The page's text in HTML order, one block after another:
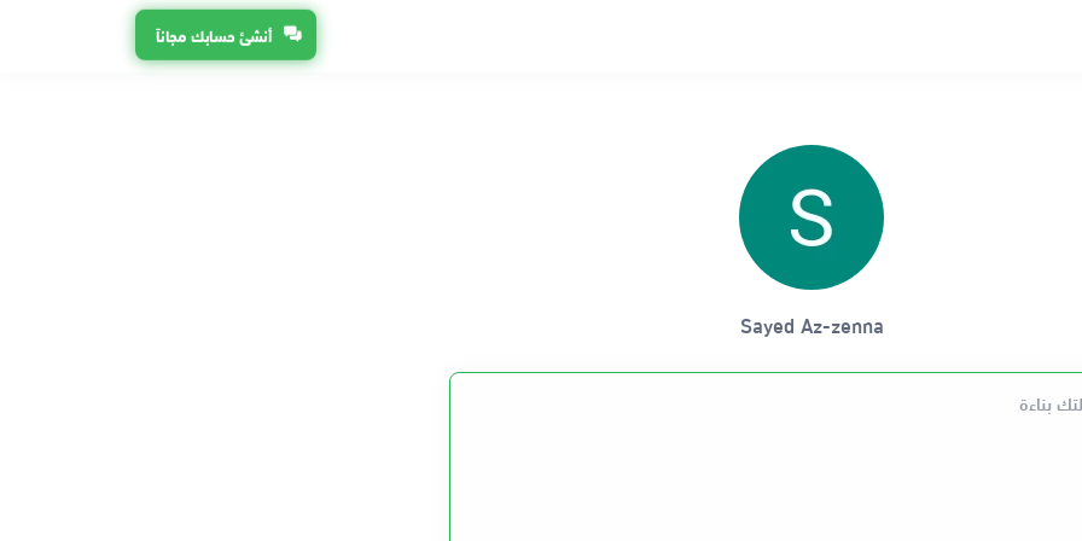
أنشئ حسابك مجاناً
Sayed Az-zenna